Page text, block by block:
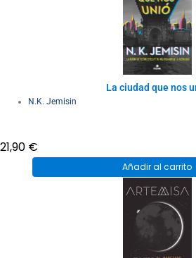
La ciudad que nos
N.K. Jemisin
21,90 €
Añadir al carrito